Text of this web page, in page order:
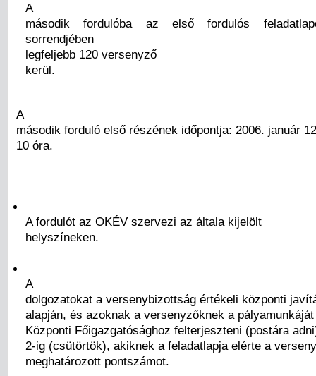
A
második fordulóba az első fordulós
sorrendjében
legfeljebb 120 versenyző
kerül.
A
második forduló első részének időpontja: 2006. január
10 óra.
A fordulót az OKÉV szervezi az általa kijelölt
helyszíneken.
A
dolgozatokat a versenybizottság értékeli központi
alapján, és azoknak a versenyzőknek a
Központi Főigazgatósághoz felterjeszteni (postára
2-ig (csütörtök), akiknek a feladatlapja elérte a
meghatározott pontszámot.